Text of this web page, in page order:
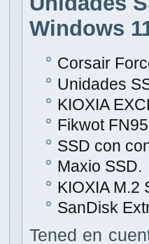
Windows
Corsair
Unidades
KIOXIA
Fikwot
SSD con
Maxio SSD.
KIOXIA M.2
SanDisk
Tened en